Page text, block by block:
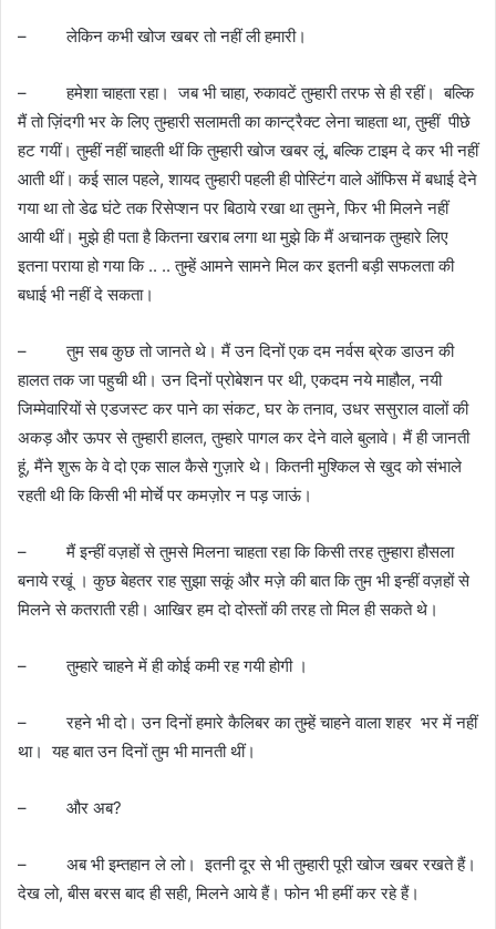
– लेकिन कभी खोज खबर तो नहीं ली हमारी।
– हमेशा चाहता रहा। जब भी चाहा, रुकावटें तुम्हारी तरफ से ही रहीं। बल्कि
मैं तो ज़िंदगी भर के लिए तुम्हारी सलामती का कान्ट्रैक्ट लेना चाहता था, तुम्हीं पीछे
हट गयीं। तुम्हीं नहीं चाहती थीं कि तुम्हारी खोज खबर लूं, बल्कि टाइम दे कर भी नहीं
आती थीं। कई साल पहले, शायद तुम्हारी पहली ही पोस्टिंग वाले ऑफिस में बधाई देने
गया था तो डेढ घंटे तक रिसेप्शन पर बिठाये रखा था तुमने, फिर भी मिलने नहीं
आयी थीं। मुझे ही पता है कितना खराब लगा था मुझे कि मैं अचानक तुम्हारे लिए
इतना पराया हो गया कि .. .. तुम्हें आमने सामने मिल कर इतनी बड़ी सफलता की
बधाई भी नहीं दे सकता।
– तुम सब कुछ तो जानते थे। मैं उन दिनों एक दम नर्वस ब्रेक डाउन की
हालत तक जा पहुची थी। उन दिनों प्रोबेशन पर थी, एकदम नये माहौल, नयी
जिम्मेवारियों से एडजस्ट कर पाने का संकट, घर के तनाव, उधर ससुराल वालों की
अकड़ और ऊपर से तुम्हारी हालत, तुम्हारे पागल कर देने वाले बुलावे। मैं ही जानती
हूं, मैंने शुरू के वे दो एक साल कैसे गुज़ारे थे। कितनी मुश्किल से खुद को संभाले
रहती थी कि किसी भी मोर्चे पर कमज़ोर न पड़ जाऊं।
– मैं इन्हीं वज़हों से तुमसे मिलना चाहता रहा कि किसी तरह तुम्हारा हौसला
बनाये रखूं । कुछ बेहतर राह सुझा सकूं और मज़े की बात कि तुम भी इन्हीं वज़हों से
मिलने से कतराती रही। आखिर हम दो दोस्तों की तरह तो मिल ही सकते थे।
– तुम्हारे चाहने में ही कोई कमी रह गयी होगी ।
– रहने भी दो। उन दिनों हमारे कैलिबर का तुम्हें चाहने वाला शहर भर में नहीं
था। यह बात उन दिनों तुम भी मानती थीं।
– और अब?
– अब भी इम्तहान ले लो। इतनी दूर से भी तुम्हारी पूरी खोज खबर रखते हैं।
देख लो, बीस बरस बाद ही सही, मिलने आये हैं। फोन भी हमीं कर रहे हैं।